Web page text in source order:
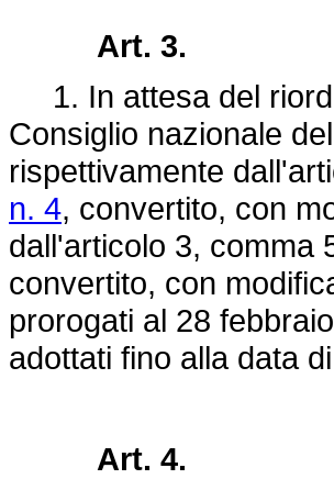
Art. 3.
1. In attesa del
Consiglio nazionale
rispettivamente
n. 4, convertito, con
dall'articolo 3, comma
convertito, con
prorogati al 28
adottati fino alla data
Art. 4.